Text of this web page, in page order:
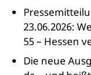
23.06.2026:
55 – Hessen
Die neue